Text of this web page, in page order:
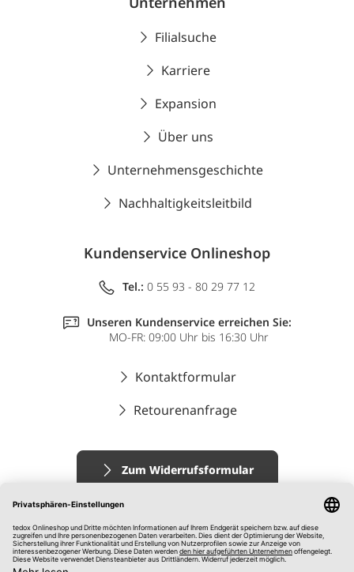
Filialsuche
Karriere
Expansion
Über uns
Unternehmensgeschichte
Nachhaltigkeitsleitbild
Kundenservice Onlineshop
Tel.: 0 55 93 - 80 29 77 12
Unseren Kundenservice erreichen Sie:
MO-FR: 09:00 Uhr bis 16:30 Uhr
Kontaktformular
Retourenanfrage
Zum Widerrufsformular
Impressum
AGB